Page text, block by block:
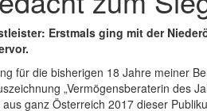
Erstmals ging mit der
für die bisherigen 18 Jahre meiner
„Vermögensberaterin des
ganz Österreich 2017 dieser